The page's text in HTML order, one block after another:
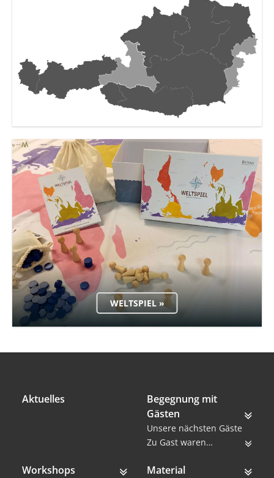
WELTSPIEL »
Aktuelles
Begegnung mit
Gästen
Unsere nächsten Gäste
Zu Gast waren…
Workshops Material